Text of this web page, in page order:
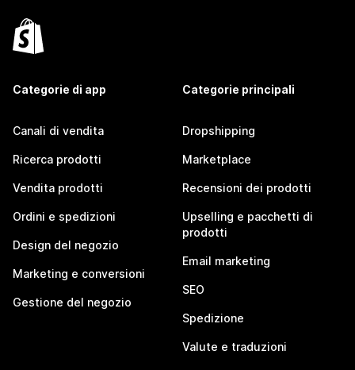
Categorie di app
Canali di vendita
Ricerca prodotti
Vendita prodotti
Ordini e spedizioni
Design del negozio
Marketing e conversioni
Gestione del negozio
Categorie principali
Dropshipping
Marketplace
Recensioni dei prodotti
Upselling e pacchetti di
prodotti
Email marketing
SEO
Spedizione
Valute e traduzioni